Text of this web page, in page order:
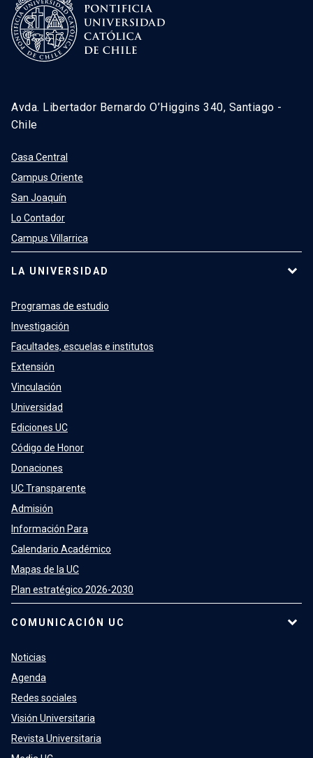
Avda. Libertador Bernardo O’Higgins 340, Santiago -
Chile
Casa Central
Campus Oriente
San Joaquín
Lo Contador
Campus Villarrica
LA UNIVERSIDAD
Programas de estudio
Investigación
Facultades, escuelas e institutos
Extensión
Vinculación
Universidad
Ediciones UC
Código de Honor
Donaciones
UC Transparente
Admisión
Información Para
Calendario Académico
Mapas de la UC
Plan estratégico 2026-2030
COMUNICACIÓN UC
Noticias
Agenda
Redes sociales
Visión Universitaria
Revista Universitaria